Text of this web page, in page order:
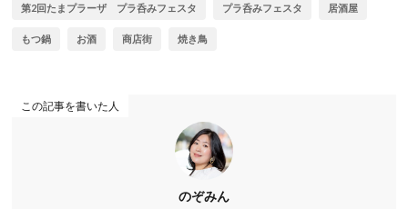
第2回たまプラーザ プラ呑みフェスタ プラ呑みフェスタ 居酒屋
もつ鍋 お酒 商店街 焼き鳥
この記事を書いた人
のぞみん